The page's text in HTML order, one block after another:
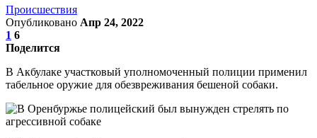
Происшествия
Опубликовано Апр 24, 2022
1 6
Поделится
В Акбулаке участковый уполномоченный полиции применил
табельное оружие для обезвреживания бешеной собаки.